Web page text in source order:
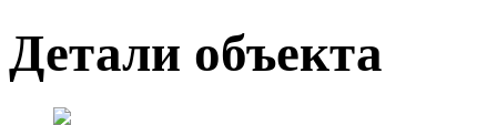
Детали объекта